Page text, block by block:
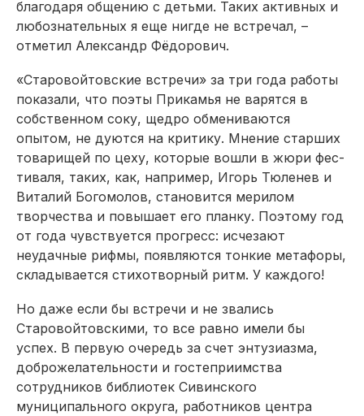
благодаря общению с детьми. Таких активных и
любознательных я еще нигде не встречал, –
отметил Александр Фёдорович.
«Старовойтовские встречи» за три года работы
показали, что поэты Прикамья не варятся в
собственном соку, щедро обмениваются
опытом, не дуются на критику. Мнение старших
товарищей по цеху, которые вошли в жюри фес­
тиваля, таких, как, например, Игорь Тюленев и
Виталий Богомолов, становится мерилом
творчества и повышает его планку. Поэтому год
от года чувствуется прогресс: исчезают
неудачные рифмы, появляются тонкие метафоры,
складывается стихотворный ритм. У каждого!
Но даже если бы встречи и не звались
Старовойтовскими, то все равно имели бы
успех. В первую очередь за счет энтузиазма,
доброжелательности и гостеприимства
сотрудников библиотек Сивинского
муниципального округа, работников центра